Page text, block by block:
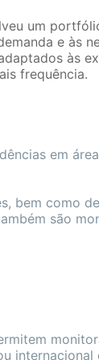
um
e às
às
frequência.
em
bem como
são